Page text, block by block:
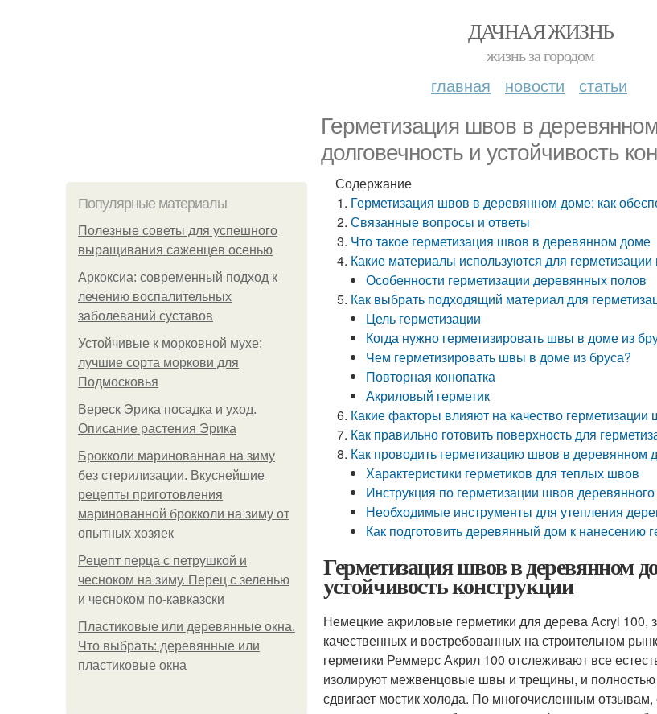
ДАЧНАЯ ЖИЗНЬ
жизнь за городом
главная новости статьи
Герметизация швов в
долговечность и устойчивость
Популярные материалы
Полезные советы для успешного
выращивания саженцев осенью
Аркоксиа: современный подход к
лечению воспалительных
заболеваний суставов
Устойчивые к морковной мухе:
лучшие сорта моркови для
Подмосковья
Вереск Эрика посадка и уход.
Описание растения Эрика
Брокколи маринованная на зиму
без стерилизации. Вкуснейшие
рецепты приготовления
маринованной брокколи на зиму от
опытных хозяек
Рецепт перца с петрушкой и
чесноком на зиму. Перец с зеленью
и чесноком по-кавказски
Пластиковые или деревянные окна.
Что выбрать: деревянные или
пластиковые окна
Содержание
Герметизация швов в деревянном доме: как
Связанные вопросы и ответы
Что такое герметизация швов в деревянном доме
Какие материалы используются для
Особенности герметизации деревянных полов
Как выбрать подходящий материал для
Цель герметизации
Когда нужно герметизировать швы в доме из
Чем герметизировать швы в доме из бруса?
Повторная конопатка
Акриловый герметик
Какие факторы влияют на качество
Как правильно готовить поверхность для
Как проводить герметизацию швов в деревянном
Характеристики герметиков для теплых швов
Инструкция по герметизации швов
Необходимые инструменты для утепления
Как подготовить деревянный дом к нанесению
Герметизация швов в деревянном
устойчивость конструкции
Немецкие акриловые герметики для дерева Acryl
качественных и востребованных на строительном
герметики Реммерс Акрил 100 отслеживают все
изолируют межвенцовые швы и трещины, и
сдвигает мостик холода. По многочисленным